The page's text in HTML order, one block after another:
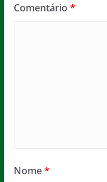
Comentário *
Nome*